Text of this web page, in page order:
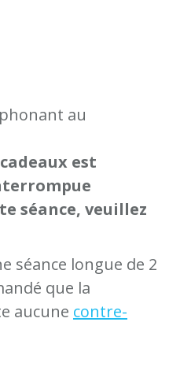
au
est
séance, veuillez
séance longue de 2
que la
aucune contre-